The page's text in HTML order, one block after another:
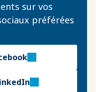
sur vos
préférées